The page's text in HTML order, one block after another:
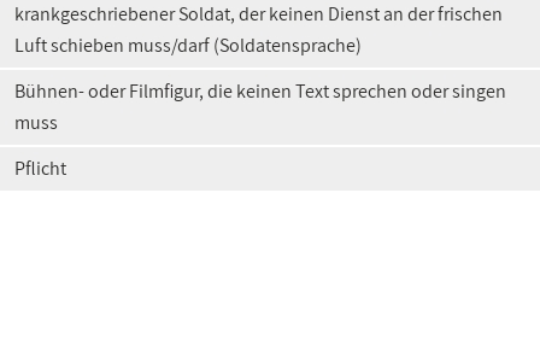
krankgeschriebener Soldat, der keinen Dienst an der frischen
Luft schieben muss/darf (Soldatensprache)
Bühnen- oder Filmfigur, die keinen Text sprechen oder singen
muss
Pflicht